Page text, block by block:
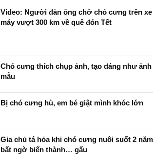
Video: Người đàn ông chở chó cưng trên xe
máy vượt 300 km về quê đón Tết
Chó cưng thích chụp ảnh, tạo dáng như ảnh
mẫu
Bị chó cưng hù, em bé giật mình khóc lớn
Gia chủ tá hỏa khi chó cưng nuôi suốt 2 năm
bất ngờ biến thành… gấu